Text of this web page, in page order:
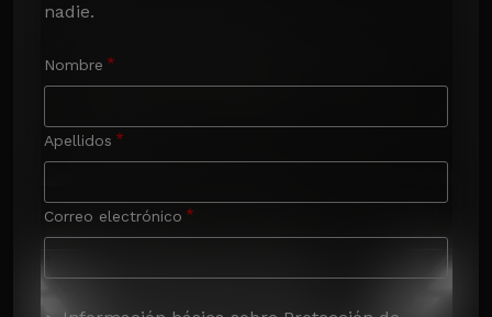
nadie.
Nombre
Apellidos
Correo electrónico